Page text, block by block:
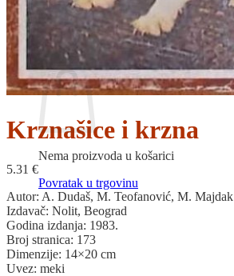
Nema proizvoda u košarici
Povratak u trgovinu
Košarica
Nema proizvoda u košarici
Povratak u trgovinu
Krznašice i krzna
5.31 €
Autor: A. Dudaš, M. Teofanović, M. Majdak
Izdavač: Nolit, Beograd
Godina izdanja: 1983.
Broj stranica: 173
Dimenzije: 14×20 cm
Uvez: meki